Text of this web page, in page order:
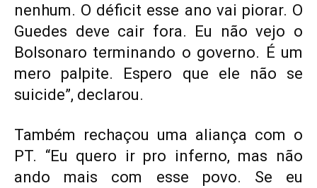
nenhum. O déficit esse ano vai piorar. O
Guedes deve cair fora. Eu não vejo o
Bolsonaro terminando o governo. É um
mero palpite. Espero que ele não se
suicide”, declarou.
Também rechaçou uma aliança com o
PT. “Eu quero ir pro inferno, mas não
ando mais com esse povo. Se eu